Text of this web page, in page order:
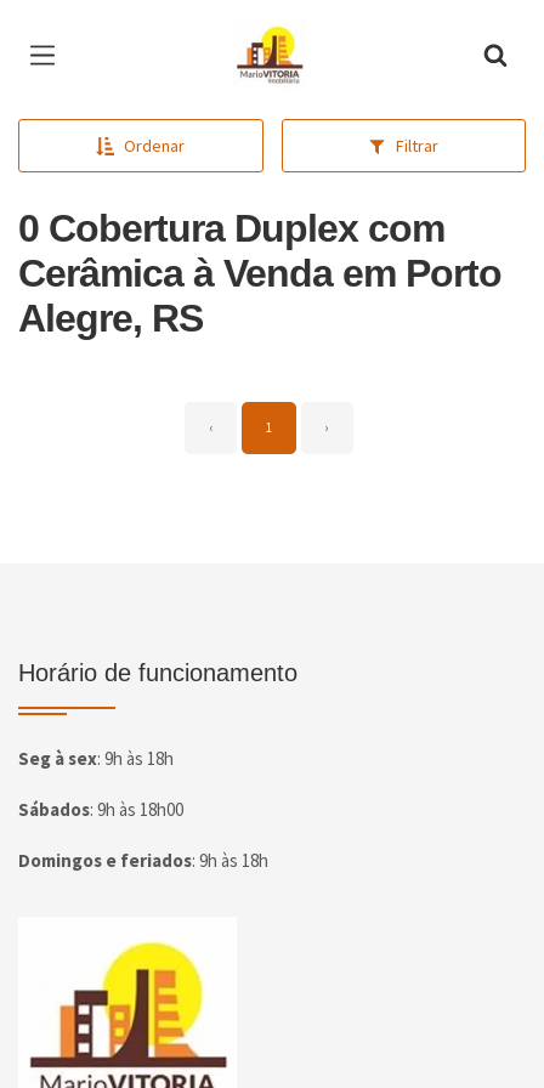
Página inicial
Ordenar Filtrar
0 Cobertura Duplex com
Cerâmica à Venda em Porto
Alegre, RS
‹ 1 ›
Horário de funcionamento
Seg à sex: 9h às 18h
Sábados: 9h às 18h00
Domingos e feriados: 9h às 18h
Página inicial